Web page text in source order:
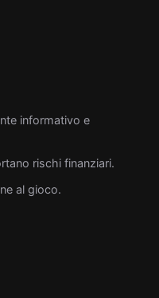
informativo e
rischi finanziari.
al gioco.